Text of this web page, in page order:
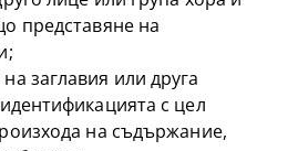
представяне на
заглавия или друга
с цел
на съдържание,